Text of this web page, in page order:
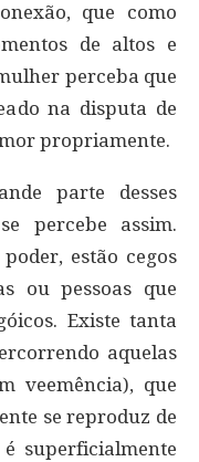
que como
de altos e
perceba que
na disputa de
propriamente.
parte desses
percebe assim.
estão cegos
ou pessoas que
Existe tanta
aquelas
veemência), que
se reproduz de
superficialmente